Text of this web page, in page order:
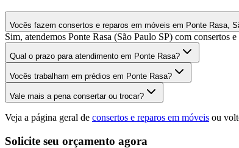
Vocês fazem consertos e reparos em móveis em Ponte Rasa,
Sim, atendemos Ponte Rasa (São Paulo SP) com
Qual o prazo para atendimento em Ponte Rasa?
Vocês trabalham em prédios em Ponte Rasa?
Vale mais a pena consertar ou trocar?
Veja a página geral de consertos e reparos em móveis ou
Solicite seu orçamento agora